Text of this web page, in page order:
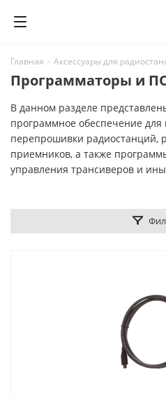
Главная - Аксессуары для
Программаторы и
В данном разделе
программное обеспечение
перепрошивки радиостанций,
приемников, а также
управления трансиверов и